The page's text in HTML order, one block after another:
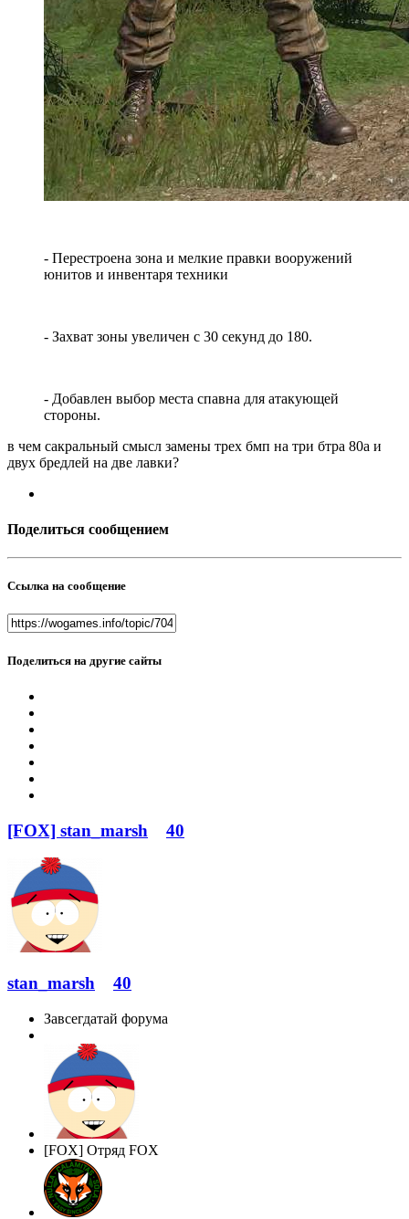
- Перестроена зона и мелкие правки вооружений
юнитов и инвентаря техники
- Захват зоны увеличен с 30 секунд до 180.
- Добавлен выбор места спавна для атакующей
стороны.
в чем сакральный смысл замены трех бмп на три бтра 80а и
двух бредлей на две лавки?
Поделиться сообщением
Ссылка на сообщение
Поделиться на другие сайты
[FOX] stan_marsh 40
stan_marsh 40
Завсегдатай форума
[FOX] Отряд FOX